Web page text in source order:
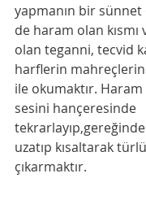
yapmanın bir sünnet
de haram olan kısmı
olan teganni, tecvid
harflerin
ile okumaktır.
sesini hançeresinde
uzatıp kısaltarak
çıkarmaktır.